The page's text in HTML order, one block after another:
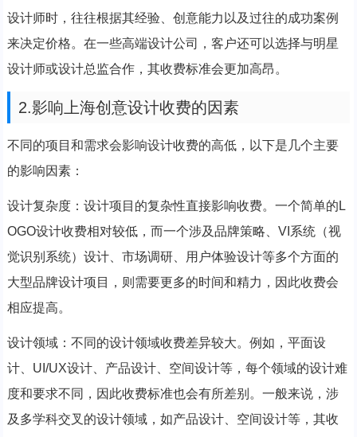
设计师时，往往根据其经验、创意能力以及过往的成功案例
来决定价格。在一些高端设计公司，客户还可以选择与明星
设计师或设计总监合作，其收费标准会更加高昂。
2.影响上海创意设计收费的因素
不同的项目和需求会影响设计收费的高低，以下是几个主要
的影响因素：
设计复杂度：设计项目的复杂性直接影响收费。一个简单的L
OGO设计收费相对较低，而一个涉及品牌策略、VI系统（视
觉识别系统）设计、市场调研、用户体验设计等多个方面的
大型品牌设计项目，则需要更多的时间和精力，因此收费会
相应提高。
设计领域：不同的设计领域收费差异较大。例如，平面设
计、UI/UX设计、产品设计、空间设计等，每个领域的设计难
度和要求不同，因此收费标准也会有所差别。一般来说，涉
及多学科交叉的设计领域，如产品设计、空间设计等，其收